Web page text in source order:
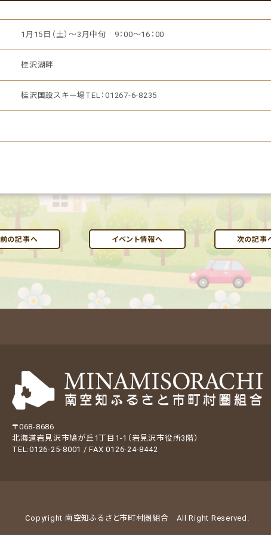
1月15日（土）～3月中旬 9：00～16：00
桂沢湖畔
桂沢国設スキー場TEL：01267-6-8235
前の記事へ イベント情報へ 次の記事
〒068-8686
北海道岩見沢市鳩が丘1丁目1-1（岩見沢市役所3階）
TEL:0126-25-8001 / FAX 0126-24-8442
Copyright 南空知ふるさと市町村圏組合All Right Reserved.